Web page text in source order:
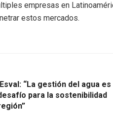
empresas en
estos mercados.
“La gestión del agua es
para la sostenibilidad